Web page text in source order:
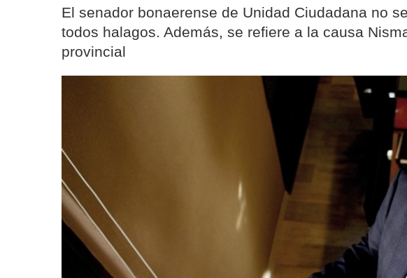
El senador bonaerense de Unidad Ciudadana no
todos halagos. Además, se refiere a la causa
provincial